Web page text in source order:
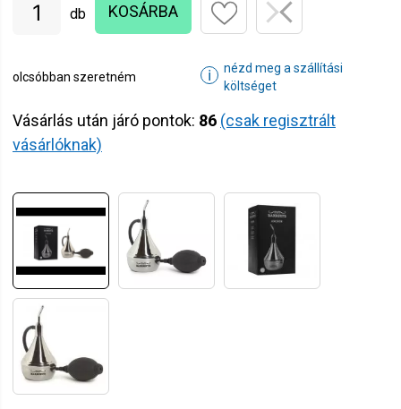
db KOSÁRBA
olcsóbban szeretném ℹ
nézd meg a szállítási
költséget
Vásárlás után járó pontok: 86 (csak regisztrált
vásárlóknak)